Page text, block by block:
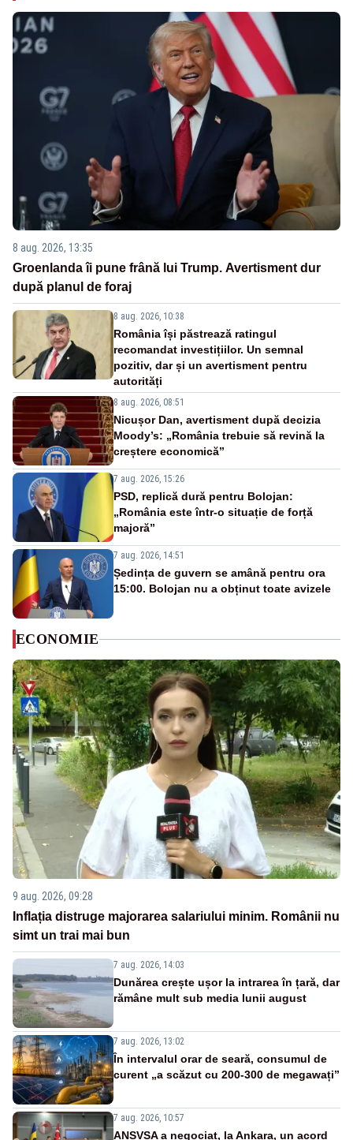
8 aug. 2026, 13:35
Groenlanda îi pune frână lui Trump. Avertisment dur
după planul de foraj
8 aug. 2026, 10:38
România își păstrează ratingul
recomandat investițiilor. Un semnal
pozitiv, dar și un avertisment pentru
autorități
8 aug. 2026, 08:51
Nicușor Dan, avertisment după decizia
Moody’s: „România trebuie să revină la
creștere economică”
7 aug. 2026, 15:26
PSD, replică dură pentru Bolojan:
„România este într-o situație de forță
majoră”
7 aug. 2026, 14:51
Ședința de guvern se amână pentru ora
15:00. Bolojan nu a obținut toate avizele
ECONOMIE
9 aug. 2026, 09:28
Inflația distruge majorarea salariului minim. Românii nu
simt un trai mai bun
7 aug. 2026, 14:03
Dunărea crește ușor la intrarea în țară, dar
rămâne mult sub media lunii august
7 aug. 2026, 13:02
În intervalul orar de seară, consumul de
curent „a scăzut cu 200-300 de megawați”
7 aug. 2026, 10:57
ANSVSA a negociat, la Ankara, un acord